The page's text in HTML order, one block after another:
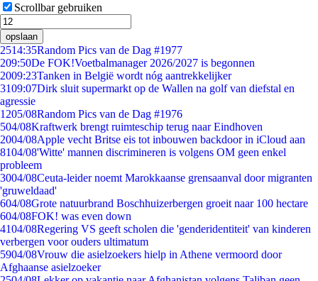
Scrollbar gebruiken
opslaan
2514:35Random Pics van de Dag #1977
209:50De FOK!Voetbalmanager 2026/2027 is begonnen
2009:23Tanken in België wordt nóg aantrekkelijker
3109:07Dirk sluit supermarkt op de Wallen na golf van diefstal en
agressie
1205/08Random Pics van de Dag #1976
504/08Kraftwerk brengt ruimteschip terug naar Eindhoven
2004/08Apple vecht Britse eis tot inbouwen backdoor in iCloud aan
8104/08'Witte' mannen discrimineren is volgens OM geen enkel
probleem
3004/08Ceuta-leider noemt Marokkaanse grensaanval door migranten
'gruweldaad'
604/08Grote natuurbrand Boschhuizerbergen groeit naar 100 hectare
604/08FOK! was even down
4104/08Regering VS geeft scholen die 'genderidentiteit' van kinderen
verbergen voor ouders ultimatum
5904/08Vrouw die asielzoekers hielp in Athene vermoord door
Afghaanse asielzoeker